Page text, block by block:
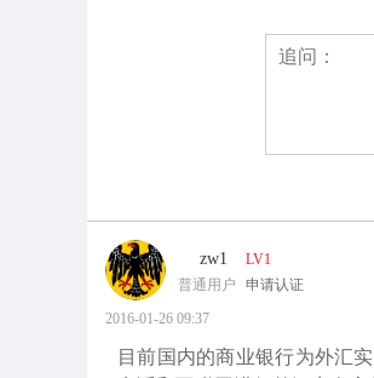
zw1
LV1
普通用户
申请认证
2016-01-26 09:37
目前国内的商业银行为外汇